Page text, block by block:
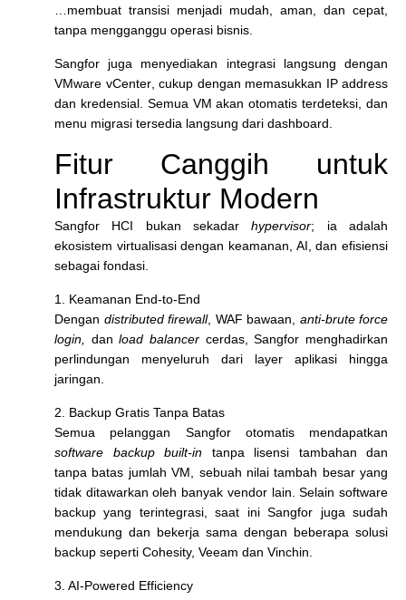
…membuat transisi menjadi mudah, aman, dan cepat,
tanpa mengganggu operasi bisnis.
Sangfor juga menyediakan integrasi langsung dengan
VMware vCenter, cukup dengan memasukkan IP address
dan kredensial. Semua VM akan otomatis terdeteksi, dan
menu migrasi tersedia langsung dari dashboard.
Fitur Canggih untuk
Infrastruktur Modern
Sangfor HCI bukan sekadarhypervisor; ia adalah
ekosistem virtualisasi dengan keamanan, AI, dan efisiensi
sebagai fondasi.
1. Keamanan End-to-End
Dengan distributed firewall, WAF bawaan, anti-brute force
login,
dan load balancer cerdas, Sangfor menghadirkan
perlindungan menyeluruh dari layer aplikasi hingga
jaringan.
2. Backup Gratis Tanpa Batas
Semua pelanggan Sangfor otomatis mendapatkan
software
backup built-in tanpa lisensi tambahan dan
tanpa batas jumlah VM, sebuah nilai tambah besar yang
tidak ditawarkan oleh banyak vendor lain. Selain software
backup yang terintegrasi, saat ini Sangfor juga sudah
mendukung dan bekerja sama dengan beberapa solusi
backup seperti Cohesity, Veeam dan Vinchin.
3. AI-Powered Efficiency